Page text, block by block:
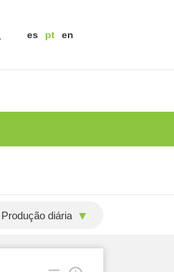
es pt en
Produção diária